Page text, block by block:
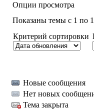
Опции просмотра
Показаны темы с 1 по
Критерий сортировки
Новые сообщения
Нет новых
Тема закрыта